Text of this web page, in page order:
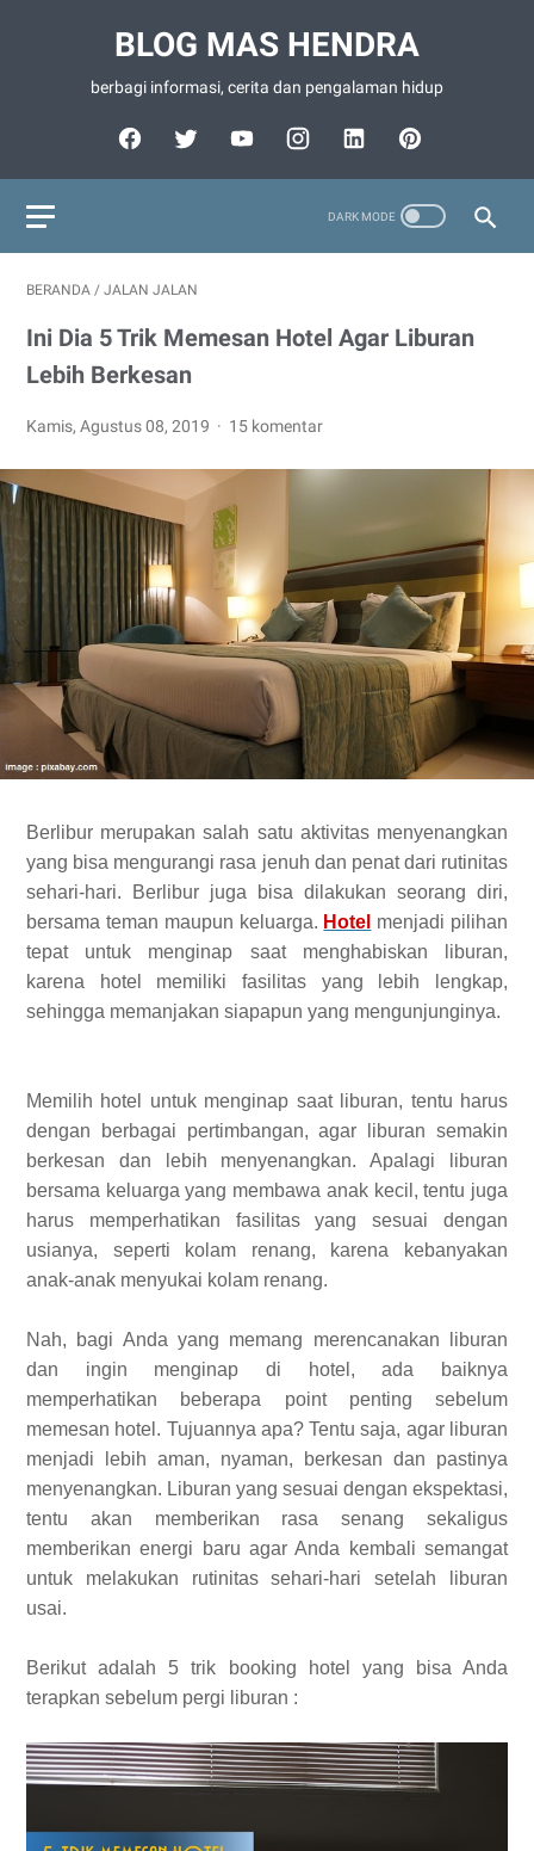
BLOG MAS HENDRA
berbagi informasi, cerita dan pengalaman hidup
BERANDA / JALAN JALAN
Ini Dia 5 Trik Memesan Hotel Agar Liburan
Lebih Berkesan
Kamis, Agustus 08, 2019 15 komentar
Berlibur merupakan salah satu aktivitas menyenangkan
yang bisa mengurangi rasa jenuh dan penat dari rutinitas
sehari-hari. Berlibur juga bisa dilakukan seorang diri,
bersama teman maupun keluarga. Hotel menjadi pilihan
tepat untuk menginap saat menghabiskan liburan,
karena hotel memiliki fasilitas yang lebih lengkap,
sehingga memanjakan siapapun yang mengunjunginya.
Memilih hotel untuk menginap saat liburan, tentu harus
dengan berbagai pertimbangan, agar liburan semakin
berkesan dan lebih menyenangkan. Apalagi liburan
bersama keluarga yang membawa anak kecil, tentu juga
harus memperhatikan fasilitas yang sesuai dengan
usianya, seperti kolam renang, karena kebanyakan
anak-anak menyukai kolam renang.
Nah, bagi Anda yang memang merencanakan liburan
dan ingin menginap di hotel, ada baiknya
memperhatikan beberapa point penting sebelum
memesan hotel. Tujuannya apa? Tentu saja, agar liburan
menjadi lebih aman, nyaman, berkesan dan pastinya
menyenangkan. Liburan yang sesuai dengan ekspektasi,
tentu akan memberikan rasa senang sekaligus
memberikan energi baru agar Anda kembali semangat
untuk melakukan rutinitas sehari-hari setelah liburan
usai.
Berikut adalah 5 trik booking hotel yang bisa Anda
terapkan sebelum pergi liburan :